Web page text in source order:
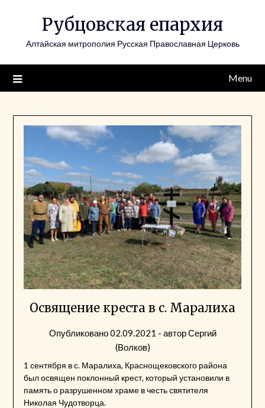
Рубцовская епархия
Алтайская митрополия Русская Православная Церковь
Menu
Освящение креста в с. Маралиха
Опубликовано02.09.2021 - авторСергий
(Волков)
1 сентября в с. Маралиха, Краснощековского района
был освящен поклонный крест, который установили в
память о разрушенном храме в честь святителя
Николая Чудотворца.